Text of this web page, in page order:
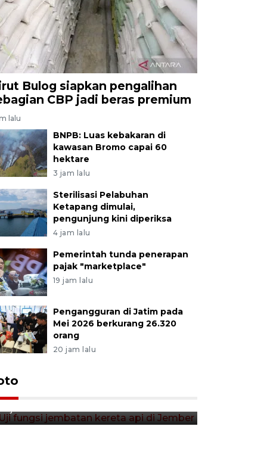
Bulog siapkan pengalihan
CBP jadi beras premium
lalu
BNPB: Luas kebakaran di
kawasan Bromo capai 60
hektare
3 jam lalu
Sterilisasi Pelabuhan
Ketapang dimulai,
pengunjung kini diperiksa
4 jam lalu
Pemerintah tunda penerapan
pajak "marketplace"
19 jam lalu
Pengangguran di Jatim pada
Mei 2026 berkurang 26.320
orang
20 jam lalu
Uji fungsi jembatan kereta api
di Jember